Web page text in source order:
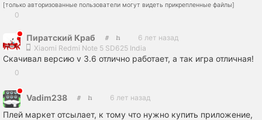
[только авторизованные пользователи могут видеть прикрепленные файлы]
0
Пиратский Краб
6 лет назад
Xiaomi Redmi Note 5 SD625 India
Скачивал версию v 3.6 отлично работает, а так игра отличная!
0
Vadim238 6 лет назад
Плей маркет отсылает, к тому что нужно купить приложение,